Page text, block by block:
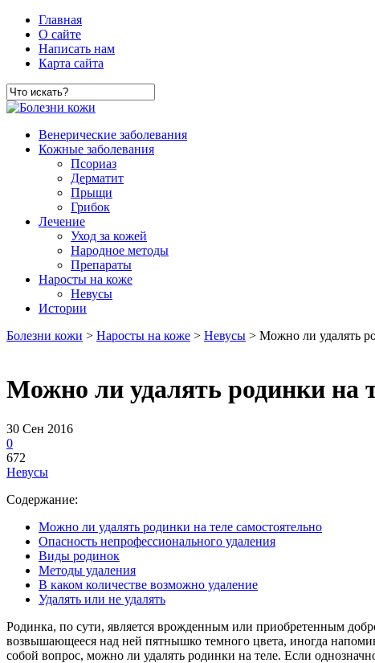
Главная
О сайте
Написать нам
Карта сайта
Венерические заболевания
Кожные заболевания
Псориаз
Дерматит
Прыщи
Грибок
Лечение
Уход за кожей
Народное методы
Препараты
Наросты на коже
Невусы
Истории
Болезни кожи > Наросты на коже > Невусы > Можно ли удалять
Можно ли удалять родинки на
30 Сен 2016
0
672
Невусы
Содержание:
Можно ли удалять родинки на теле самостоятельно
Опасность непрофессионального удаления
Виды родинок
Методы удаления
В каком количестве возможно удаление
Удалять или не удалять
Родинка, по сути, является врожденным или приобретенным
возвышающееся над ней пятнышко темного цвета, иногда
собой вопрос, можно ли удалять родинки на теле. Если